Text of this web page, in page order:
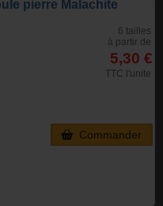
pierre Malachite
6 tailles
à partir de
5,30 €
TTC l'unite
Commander